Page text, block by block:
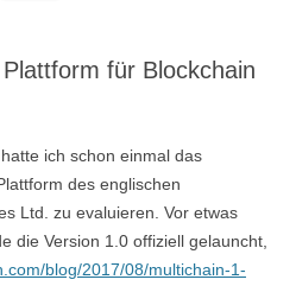
für Blockchain
ich schon einmal das
des englischen
Ltd. zu evaluieren. Vor etwas
die Version 1.0 offiziell gelauncht,
blog/2017/08/multichain-1-